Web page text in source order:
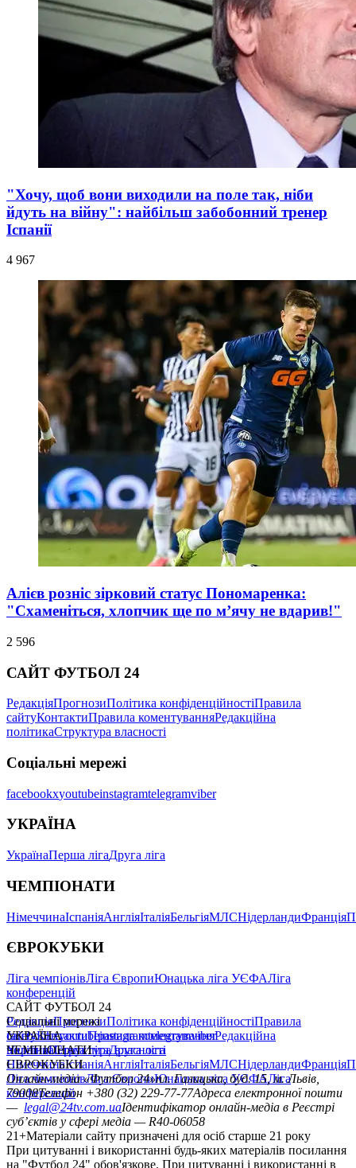
"Хочу, щоб вони виходили на поле так, ніби
йдуть на війну": найбільш забобонний тренер
Іспанії
4 967
Алієв розніс зірковий статус Пономаренка:
"Схаменіться, хлопчик ще по м’ячу не вдарив!"
2 596
САЙТ ФУТБОЛ 24
РедакціяПрогнозиПолітика конфіденційностіПравила
сайтуКонтактиПравила коментуванняРедакційна
політикаСтруктура власності
Соціальні мережі
facebookxyoutubeinstagramtelegramviber
УКРАЇНА
УкраїнаПерша лігаДруга ліга
ЧЕМПІОНАТИ
НімеччинаІспаніяАнгліяІталіяБельгіяМЛСНідерландиФранція
ЄВРОКУБКИ
Ліга чемпіонівЛіга ЄвропиЮнацька ліга УЄФАЛіга
конференцій
САЙТ ФУТБОЛ 24
РедакціяПрогнозиПолітика конфіденційностіПравила
сайтуКонтактиПравила коментуванняРедакційна
політикаСтруктура власності
Соціальні мережі
facebookxyoutubeinstagramtelegramviber
УКРАЇНА
УкраїнаПерша лігаДруга ліга
ЧЕМПІОНАТИ
НімеччинаІспаніяАнгліяІталіяБельгіяМЛСНідерландиФранція
ЄВРОКУБКИ
Ліга чемпіонівЛіга ЄвропиЮнацька ліга УЄФАЛіга
конференцій
Онлайн-медіа «Футбол 24»пл. Галицька, буд. 15, м. Львів,
79008Телефон +380 (32) 229-77-77Адреса електронної пошти
— legal@24tv.com.uaІдентифікатор онлайн-медіа в Реєстрі
суб’єктів у сфері медіа — R40-06058
21+Матеріали сайту призначені для осіб старше 21 року
При цитуванні і використанні будь-яких матеріалів посилання
на "Футбол 24" обов'язкове. При цитуванні і використанні в